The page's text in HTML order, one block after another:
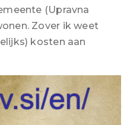
(Upravna
Zover ik weet
kosten aan